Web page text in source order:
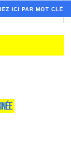
puis validez
RECHERCHEZ ICI PAR MOT CLÉ